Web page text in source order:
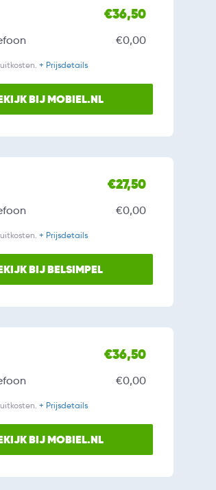
€36,50
€0,00
+ Prijsdetails
BIJ MOBIEL.NL
€27,50
€0,00
+ Prijsdetails
BIJ BELSIMPEL
€36,50
€0,00
+ Prijsdetails
BIJ MOBIEL.NL